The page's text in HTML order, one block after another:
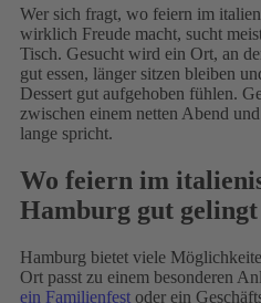
Wer sich fragt, wo feiern im
wirklich Freude macht, sucht
Tisch. Gesucht wird ein Ort, an
gut essen, länger sitzen bleiben
Dessert gut aufgehoben fühlen.
zwischen einem netten Abend
lange spricht.
Wo feiern im
Hamburg gut gelingt
Hamburg bietet viele
Ort passt zu einem besonderen
ein Familienfest oder ein